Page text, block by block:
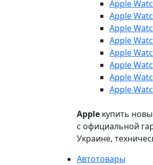
Apple
Apple
Apple
Apple
Apple
Apple
Apple
Apple
Apple купить
с официальной
Украине,
Автотовары